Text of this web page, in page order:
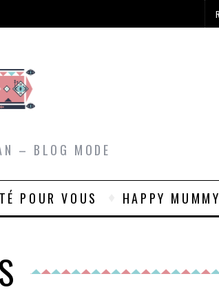
– BLOG MODE
POUR VOUS HAPPY MUMMY